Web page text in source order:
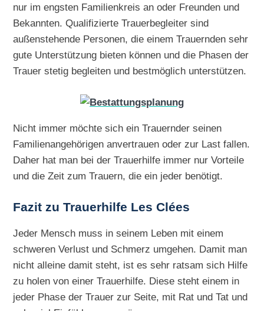
nur im engsten Familienkreis an oder Freunden und
Bekannten. Qualifizierte Trauerbegleiter sind
außenstehende Personen, die einem Trauernden sehr
gute Unterstützung bieten können und die Phasen der
Trauer stetig begleiten und bestmöglich unterstützen.
Nicht immer möchte sich ein Trauernder seinen
Familienangehörigen anvertrauen oder zur Last fallen.
Daher hat man bei der Trauerhilfe immer nur Vorteile
und die Zeit zum Trauern, die ein jeder benötigt.
Fazit zu Trauerhilfe Les Clées
Jeder Mensch muss in seinem Leben mit einem
schweren Verlust und Schmerz umgehen. Damit man
nicht alleine damit steht, ist es sehr ratsam sich Hilfe
zu holen von einer Trauerhilfe. Diese steht einem in
jeder Phase der Trauer zur Seite, mit Rat und Tat und